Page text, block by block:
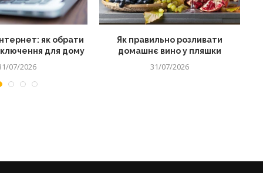
як обрати
для дому
07/2026
Як правильно розливати
домашнє вино у пляшки
31/07/2026